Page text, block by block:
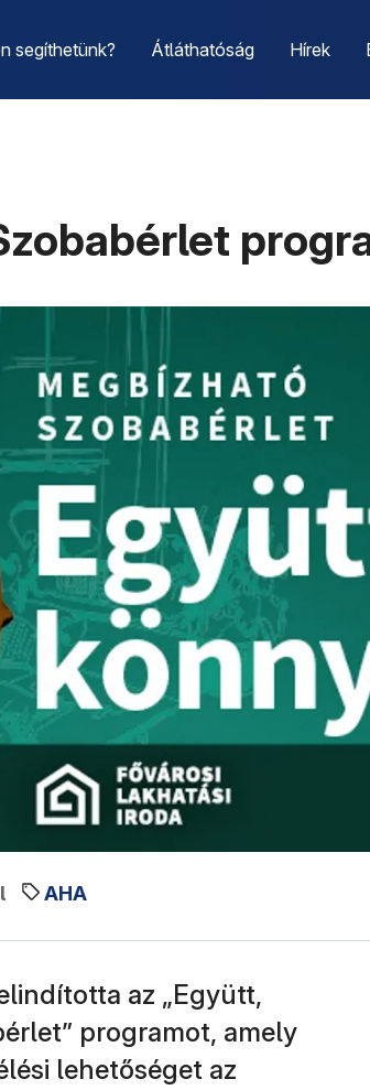
segíthetünk? Átláthatóság Hírek
AHA
az „Együtt,
programot, amely
lehetőséget az